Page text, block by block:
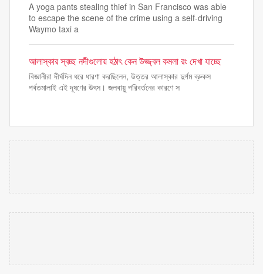
A yoga pants stealing thief in San Francisco was able
to escape the scene of the crime using a self-driving
Waymo taxi a
আলাস্কার স্বচ্ছ নদীগুলোয় হঠাৎ কেন উজ্জ্বল কমলা রং দেখা যাচ্ছে
বিজ্ঞানীরা দীর্ঘদিন ধরে ধারণা করছিলেন, উত্তর আলাস্কার দুর্গম ব্রুকস
পর্বতমালাই এই দূষণের উৎস। জলবায়ু পরিবর্তনের কারণে স